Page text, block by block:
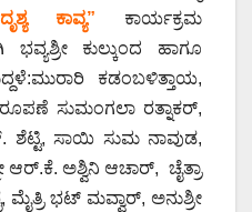
ಕಾವ್ಯ” ಕಾರ್ಯಕ್ರಮ
ಕುಲ್ಕುಂದ ಹಾಗೂ
ಕಡಂಬಳಿತ್ತಾಯ,
ಸುಮಂಗಲಾ ರತ್ನಾಕರ್,
ಶೆಟ್ಟಿ, ಸಾಯಿ ಸುಮ ನಾವುಡ,
ಆರ್.ಕೆ. ಅಶ್ವಿನಿ ಆಚಾರ್, ಚೈತ್ರಾ
ಮೈತ್ರಿ ಭಟ್ ಮವ್ವಾರ್, ಅನುಶ್ರೀ